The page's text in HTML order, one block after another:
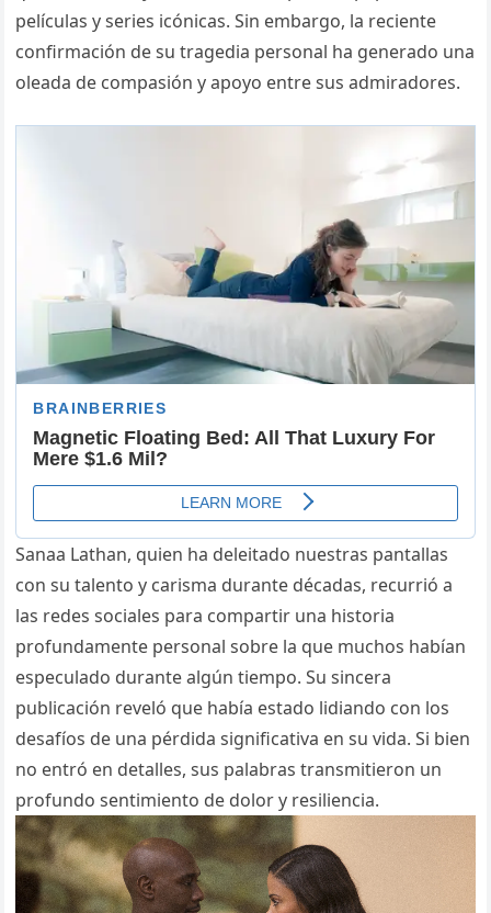
películas y series icónicas. Sin embargo, la reciente
confirmación de su tragedia personal ha generado una
oleada de compasión y apoyo entre sus admiradores.
Sanaa Lathan, quien ha deleitado nuestras pantallas
con su talento y carisma durante décadas, recurrió a
las redes sociales para compartir una historia
profundamente personal sobre la que muchos habían
especulado durante algún tiempo. Su sincera
publicación reveló que había estado lidiando con los
desafíos de una pérdida significativa en su vida. Si bien
no entró en detalles, sus palabras transmitieron un
profundo sentimiento de dolor y resiliencia.